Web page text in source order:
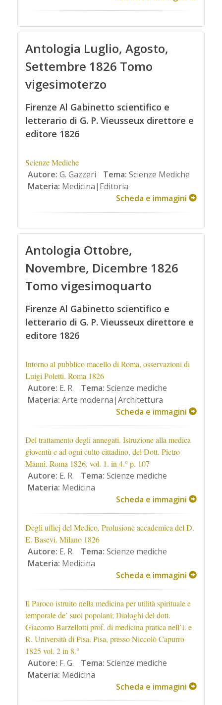
Antologia Luglio, Agosto,
Settembre 1826 Tomo
vigesimoterzo
Firenze Al Gabinetto scientifico e
letterario di G. P. Vieusseux direttore e
editore 1826
Scienze Mediche
Autore: G. Gazzeri Tema: Scienze Mediche
Materia: Medicina|Editoria
Scheda e immagini
Antologia Ottobre,
Novembre, Dicembre 1826
Tomo vigesimoquarto
Firenze Al Gabinetto scientifico e
letterario di G. P. Vieusseux direttore e
editore 1826
Intorno al pubblico macello di Roma, osservazioni di
Luigi Poletti. Roma 1826
Autore: E. R. Tema: Scienze mediche
Materia: Arte moderna|Architettura
Scheda e immagini
Del trattamento degli annegati. Istruzione alla medica
gioventù e ad ogni culto cittadino, del Dott. Pietro
Manni. Roma 1826. vol. 1. in 4.° p. 107
Autore: E. R. Tema: Scienze mediche
Materia: Medicina
Scheda e immagini
Degli ufficj del Medico, Prolusione accademica del D.
E. Basevi. Milano 1826
Autore: E. R. Tema: Scienze mediche
Materia: Medicina
Scheda e immagini
Il Paroco istruito nella medicina per utilità spirituale e
temporale de’ suoi popolani; Dialoghi del dott.
Giacomo Barzellotti prof. di medicina pratica nell’I. e
R. Università di Pisa. Pisa, presso Niccolò Capurro
1825 vol. 2 in 8.°
Autore: F. G. Tema: Scienze mediche
Materia: Medicina
Scheda e immagini